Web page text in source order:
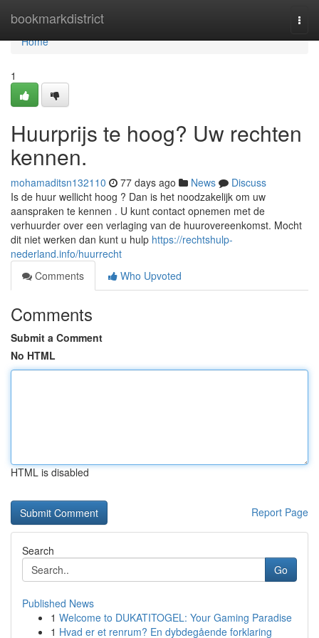
bookmarkdistrict
Home
Home
1
Huurprijs te hoog? Uw rechten
kennen.
mohamaditsn132110 77 days ago News
Discuss
Is de huur wellicht hoog ? Dan is het noodzakelijk om uw
aanspraken te kennen . U kunt contact opnemen met de
verhuurder over een verlaging van de huurovereenkomst. Mocht
dit niet werken dan kunt u hulp https://rechtshulp-
nederland.info/huurrecht
Comments
Who Upvoted
Comments
Submit a Comment
No HTML
HTML is disabled
Report Page
Search
Go
Published News
1 Welcome to DUKATITOGEL: Your Gaming Paradise
1 Hvad er et renrum? En dybdegående forklaring